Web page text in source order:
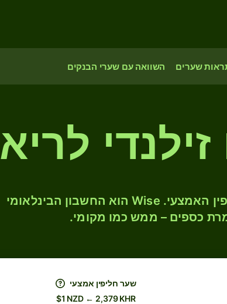
שערים השוואה עם שערי הבנקים
זילנדי
המירו NZD ל- KHR לפי שער החליפין האמצעי. Wise הוא החשבון הבינלאומי
כספים – ממש כמו מקומי.
שער חליפין אמצעי
$1 NZD ← 2,379 KHR